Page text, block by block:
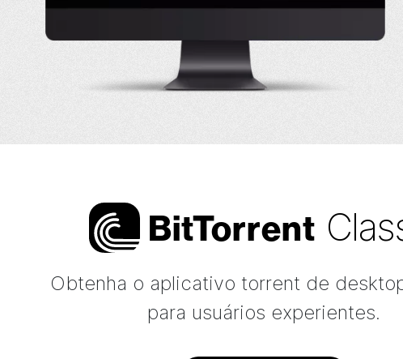
BitTorrent
Obtenha o aplicativo torrent de
para usuários experientes.